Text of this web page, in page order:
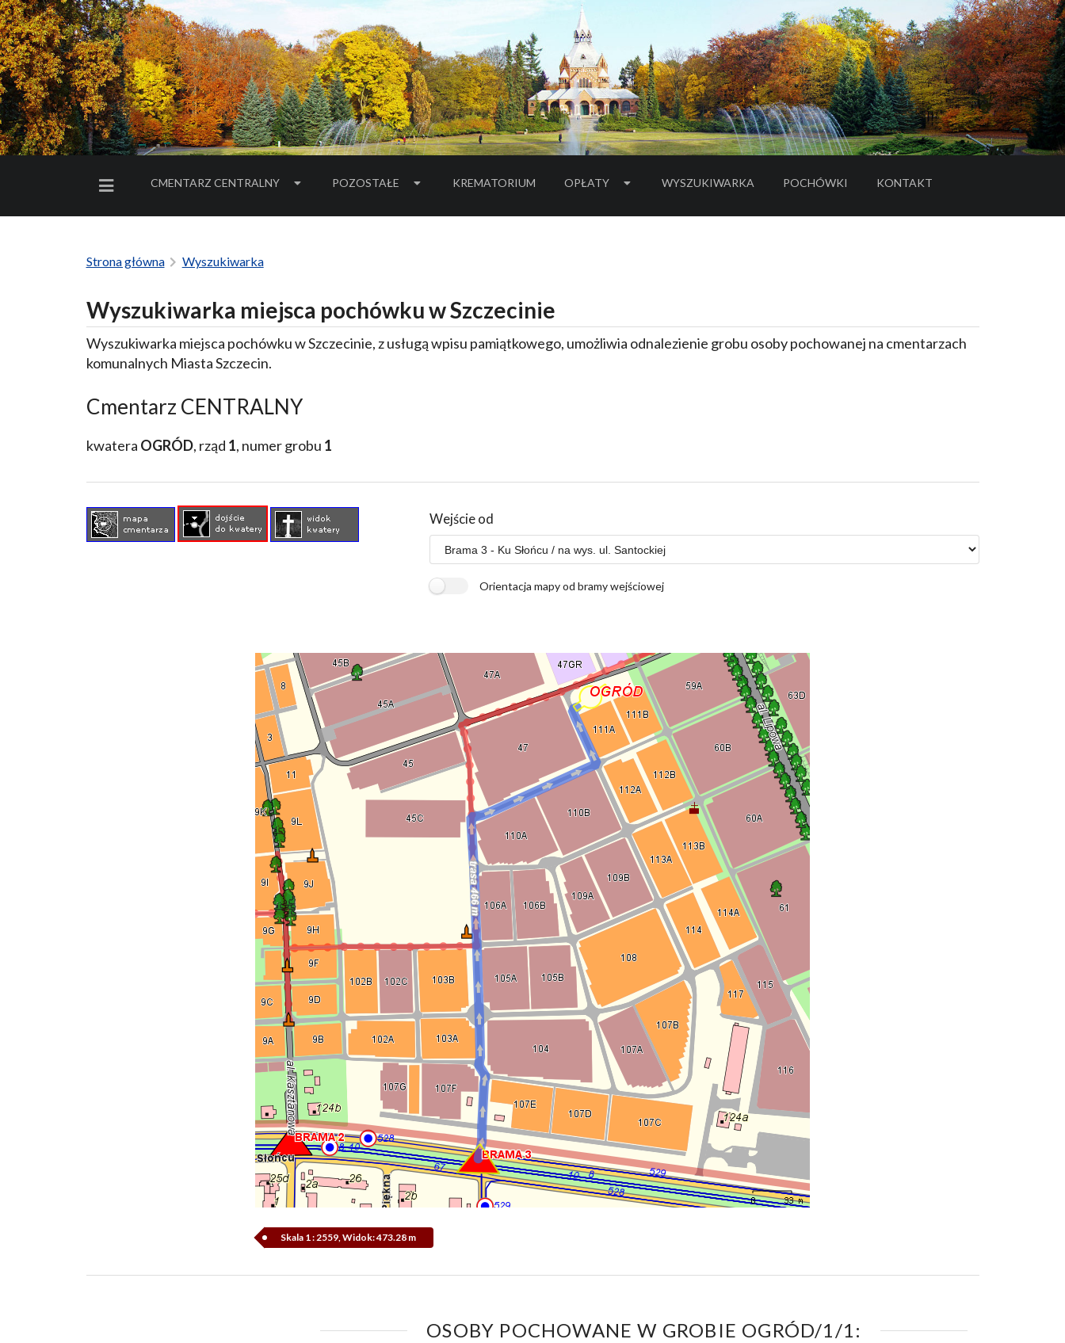
MENU BOCZNE
CMENTARZ CENTRALNY POZOSTAŁE KREMATORIUM OPŁATY WYSZUKIWARKA POCHÓWKI
- LINK DO SERWISU ZEWNĘTRZNEGO
KONTAKT
Strona główna Wyszukiwarka
Wyszukiwarka miejsca pochówku w Szczecinie
Wyszukiwarka miejsca pochówku w Szczecinie, z usługą wpisu pamiątkowego, umożliwia odnalezienie grobu osoby pochowanej na cmentarzach
komunalnych Miasta Szczecin.
Cmentarz CENTRALNY
kwatera OGRÓD, rząd 1, numer grobu 1
Wejście od
Orientacja mapy od bramy wejściowej
Skala 1 : 2559, Widok: 473.28 m
OSOBY POCHOWANE W GROBIE OGRÓD/1/1: